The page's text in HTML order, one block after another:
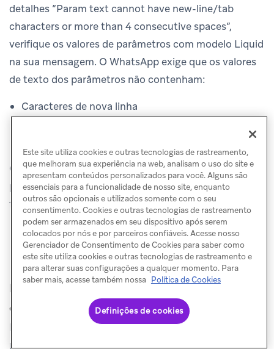
detalhes “Param text cannot have new-line/tab
characters or more than 4 consecutive spaces”,
verifique os valores de parâmetros com modelo Liquid
na sua mensagem. O WhatsApp exige que os valores
de texto dos parâmetros não contenham:
Caracteres de nova linha
Confirme que qualquer lógica Liquid que preenche os
parâmetros do modelo remove esses caracteres ou
formata o texto adequadamente antes do envio.
Entregabilidade e faturamento
Por que uma mensagem não seria
entregue?
Existem vários motivos pelos quais uma mensagem
pode não ser entregue, incluindo problemas de rede e
Este site utiliza cookies e outras tecnologias de rastreamento,
que melhoram sua experiência na web, analisam o uso do site e
apresentam conteúdos personalizados para você. Alguns são
essenciais para a funcionalidade de nosso site, enquanto
outros são opcionais e utilizados somente com o seu
consentimento. Cookies e outras tecnologias de rastreamento
podem ser armazenados em seu dispositivo após serem
colocados por nós e por parceiros confiáveis. Acesse nosso
Gerenciador de Consentimento de Cookies para saber como
este site utiliza cookies e outras tecnologias de rastreamento e
para alterar suas configurações a qualquer momento. Para
saber mais, acesse também nossa Política de Cookies
Definições de cookies